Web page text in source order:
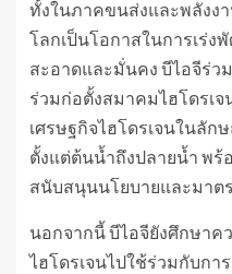
ทั้งในภาคขนส่งและพลังง
โลกเป็นโอกาสในการเร่ง
สะอาดและมั่นคง บีไอจีร่ว
ร่วมก่อตั้งสมาคมไฮโดรเ
เศรษฐกิจไฮโดรเจนในลัก
ตั้งแต่ต้นน้ำถึงปลายน้ำ พร้
สนับสนุนนโยบายและมาต
นอกจากนี้ บีไอจียังศึกษาค
ไฮโดรเจนไปใช้ร่วมกับกา